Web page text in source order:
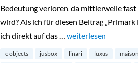
Bedeutung verloren, da mittlerweile
wird? Als ich für diesen Beitrag
ich direkt auf das … „Nachhaltigkeit und
weiterlesen
c objects jusbox linari luxus